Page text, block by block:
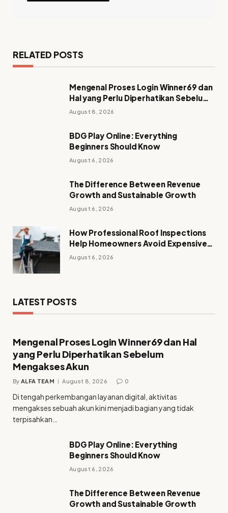
RELATED POSTS
Mengenal Proses Login Winner69 dan
Hal yang Perlu Diperhatikan Sebelum
Mengakses Akun
August 8, 2026
BDG Play Online: Everything
Beginners Should Know
August 6, 2026
The Difference Between Revenue
Growth and Sustainable Growth
August 6, 2026
How Professional Roof Inspections
Help Homeowners Avoid Expensive
Repairs
August 6, 2026
LATEST POSTS
Mengenal Proses Login Winner69 dan Hal
yang Perlu Diperhatikan Sebelum
Mengakses Akun
By ALFA TEAM August 8, 2026 0
Di tengah perkembangan layanan digital, aktivitas
mengakses sebuah akun kini menjadi bagian yang tidak
terpisahkan…
BDG Play Online: Everything
Beginners Should Know
August 6, 2026
The Difference Between Revenue
Growth and Sustainable Growth